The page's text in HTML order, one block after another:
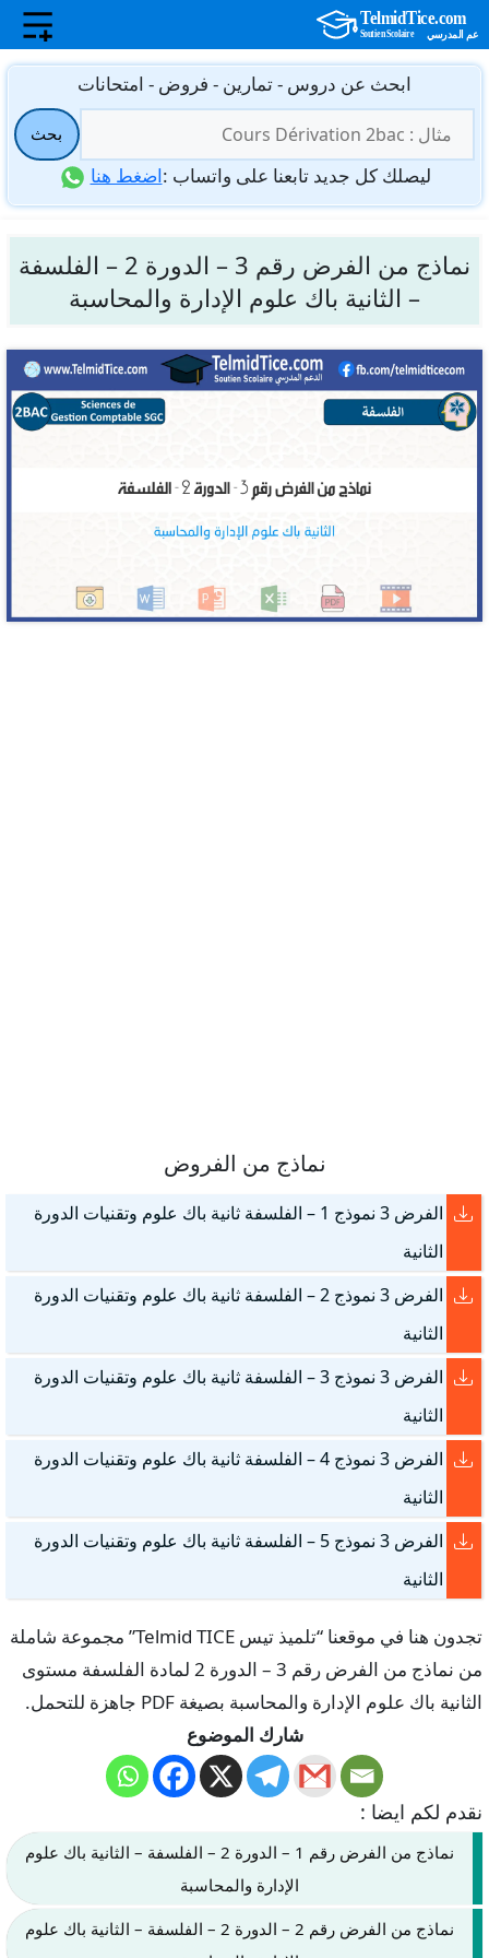
انتقل
المحتوى
ابحث عن دروس - تمارين - فروض - امتحانات
عن:
بحث
ليصلك كل جديد تابعنا على واتساب :اضغط هنا
نماذج من الفرض رقم 3 – الدورة 2 – الفلسفة
– الثانية باك علوم الإدارة والمحاسبة
نماذج من الفروض
الفرض 3 نموذج 1 – الفلسفة ثانية باك علوم وتقنيات الدورة
الثانية
الفرض 3 نموذج 2 – الفلسفة ثانية باك علوم وتقنيات الدورة
الثانية
الفرض 3 نموذج 3 – الفلسفة ثانية باك علوم وتقنيات الدورة
الثانية
الفرض 3 نموذج 4 – الفلسفة ثانية باك علوم وتقنيات الدورة
الثانية
الفرض 3 نموذج 5 – الفلسفة ثانية باك علوم وتقنيات الدورة
الثانية
تجدون هنا في موقعنا “تلميذ تيس Telmid TICE” مجموعة شاملة
من نماذج من الفرض رقم 3 – الدورة 2 لمادة الفلسفة مستوى
الثانية باك علوم الإدارة والمحاسبة بصيغة PDF جاهزة للتحمل.
شارك الموضوع
نقدم لكم ايضا :
نماذج من الفرض رقم 1 – الدورة 2 – الفلسفة – الثانية باك علوم
الإدارة والمحاسبة
نماذج من الفرض رقم 2 – الدورة 2 – الفلسفة – الثانية باك علوم